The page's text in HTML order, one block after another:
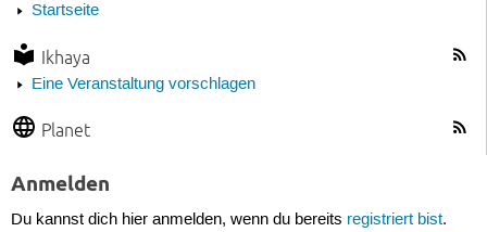
Startseite
Ikhaya
Eine Veranstaltung vorschlagen
Planet
Anmelden
Du kannst dich hier anmelden, wenn du bereits registriert bist.